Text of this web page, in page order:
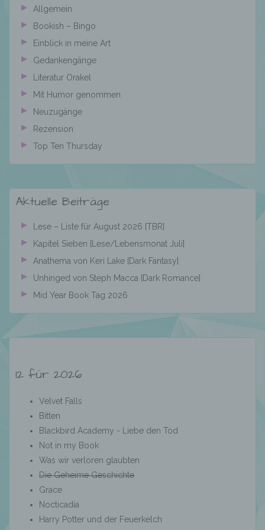
Allgemein
Bookish – Bingo
Einblick in meine Art
Gedankengänge
Literatur Orakel
Mit Humor genommen
Neuzugänge
Rezension
Top Ten Thursday
Aktuelle Beiträge
Lese – Liste für August 2026 [TBR]
Kapitel Sieben [Lese/Lebensmonat Juli]
Anathema von Keri Lake [Dark Fantasy]
Unhinged von Steph Macca [Dark Romance]
Mid Year Book Tag 2026
12 für 2026
Velvet Falls
Bitten
Blackbird Academy - Liebe den Tod
Not in my Book
Was wir verloren glaubten
Die Geheime Geschichte
Grace
Nocticadia
Harry Potter und der Feuerkelch
Stelle außer der betroffenen Person, dem
und den Personen, die unter der
unmittelbaren Verantwortung des
Verantwortlichen oder des
Auftragsverarbeiters befugt sind, die
personenbezogenen Daten zu verarbeiten.
Person freiwillig für den bestimmten Fall in
abgegebene Willensbekundung in Form
einer Erklärung oder einer sonstigen
die betroffene Person zu verstehen gibt, dass
sie mit der Verarbeitung der sie betreffenden
personenbezogenen Daten einverstanden
ist.
der Europäischen Union geltenden
mit datenschutzrechtlichem Charakter ist die:
Mandy König, Spandauer Damm 82, 14059 Berlin,
Deutschland,
E-Mail: calispassion@gmx.de
Cookies / SessionStorage / LocalStorage
Die Internetseiten verwenden teilweise so
genannte Cookies, LocalStorage und